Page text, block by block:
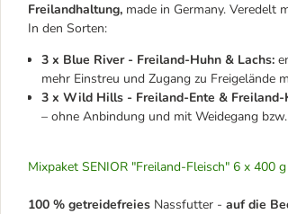
Freilandhaltung, made in Germany. Veredelt
In den Sorten:
3 x Blue River - Freiland-Huhn & Lachs:
mehr Einstreu und Zugang zu Freigelände
3 x Wild Hills - Freiland-Ente & Freiland-
– ohne Anbindung und mit Weidegang
Mixpaket SENIOR "Freiland-Fleisch" 6 x 400
100 % getreidefreies Nassfutter - auf die